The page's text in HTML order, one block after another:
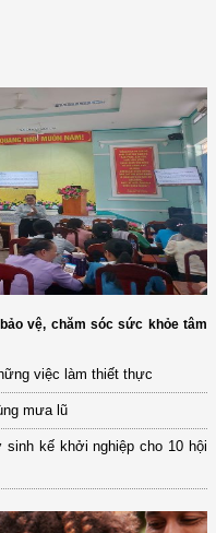
vệ, chăm sóc sức khỏe tâm
việc làm thiết thực
mưa lũ
kế khởi nghiệp cho 10 hội